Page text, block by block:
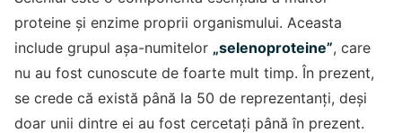
proteine și enzime proprii organismului. Aceasta
include grupul așa-numitelor „selenoproteine”, care
nu au fost cunoscute de foarte mult timp. În prezent,
se crede că există până la 50 de reprezentanți, deși
doar unii dintre ei au fost cercetați până în prezent.